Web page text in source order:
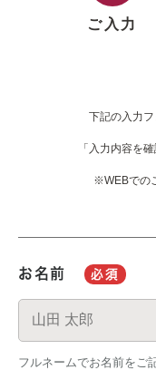
ご入力
下記の入力フ
「入力内容を
※WEBでの
お名前 必須
フルネームでお名前をご